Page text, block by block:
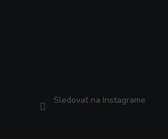
Sledovať na Instagrame